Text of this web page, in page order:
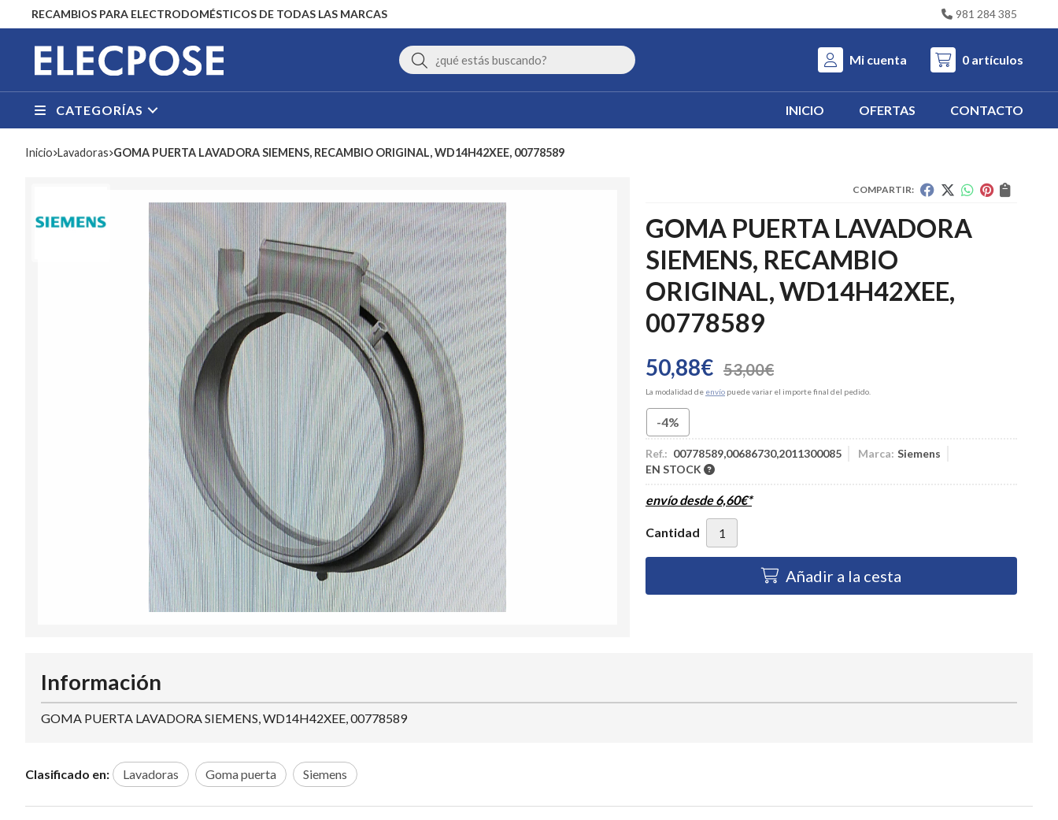
RECAMBIOS PARA ELECTRODOMÉSTICOS DE TODAS LAS MARCAS 981 284 385
Buscar Mi cuenta 0 artículos
CATEGORÍAS INICIO OFERTAS CONTACTO
Inicio lavadoras GOMA PUERTA LAVADORA SIEMENS, RECAMBIO ORIGINAL, WD14H42XEE, 00778589
COMPARTIR:
GOMA PUERTA LAVADORA
SIEMENS, RECAMBIO
ORIGINAL, WD14H42XEE,
00778589
50,88€ 53,00€
La modalidad de envío puede variar el importe final del pedido.
-4%
Ref.: 00778589,00686730,2011300085 Marca: Siemens
EN STOCK
envío desde6,60€*
Cantidad
Añadir a la cesta
Información
GOMA PUERTA LAVADORA SIEMENS, WD14H42XEE, 00778589
Clasificado en: Lavadoras Goma puerta Siemens